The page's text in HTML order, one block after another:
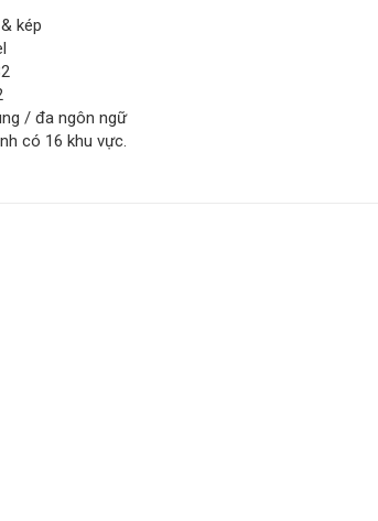
kép
/ đa ngôn ngữ
có 16 khu vực.